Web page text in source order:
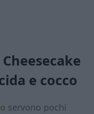
e cocco
servono pochi